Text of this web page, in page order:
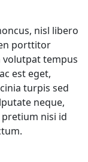
nisl libero
porttitor
volutpat tempus
est eget,
turpis sed
neque,
nisi id